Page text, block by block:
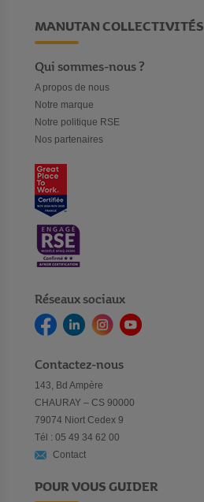
MANUTAN COLLECTIVITÉS
Qui sommes-nous ?
A propos de nous
Notre marque
Notre politique RSE
Nos partenaires
Réseaux sociaux
Contactez-nous
143, Bd Ampère
CHAURAY – CS 90000
79074 Niort Cedex 9
Tél : 05 49 34 62 00
Contact
POUR VOUS GUIDER